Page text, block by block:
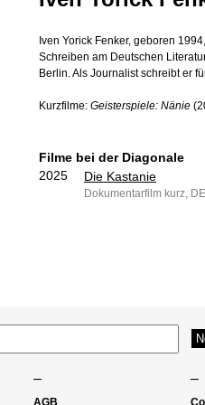
Iven Yorick Fenker, geboren
Schreiben am Deutschen
Berlin. Als Journalist schreibt er
Kurzfilme: Geisterspiele: Nänie
Filme bei der Diagonale
2025
Die Kastanie
Dokumentarfilm kurz,
– –
AGB